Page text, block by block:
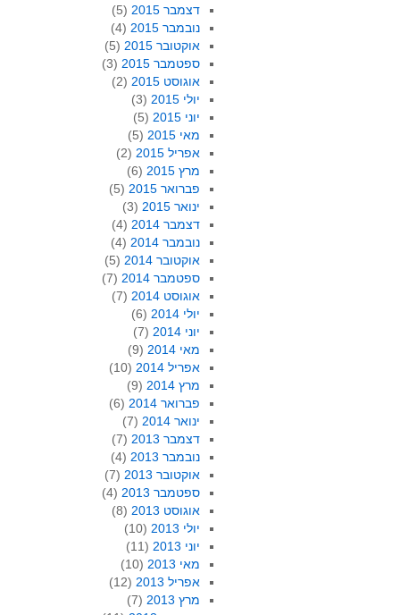
דצמבר 2015
(5)
נובמבר 2015
(4)
אוקטובר 2015
(5)
ספטמבר 2015
(3)
אוגוסט 2015
(2)
יולי 2015
(3)
יוני 2015
(5)
מאי 2015
(5)
אפריל 2015
(2)
מרץ 2015
(6)
פברואר 2015
(5)
ינואר 2015
(3)
דצמבר 2014
(4)
נובמבר 2014
(4)
אוקטובר 2014
(5)
ספטמבר 2014
(7)
אוגוסט 2014
(7)
יולי 2014
(6)
יוני 2014
(7)
מאי 2014
(9)
אפריל 2014
(10)
מרץ 2014
(9)
פברואר 2014
(6)
ינואר 2014
(7)
דצמבר 2013
(7)
נובמבר 2013
(4)
אוקטובר 2013
(7)
ספטמבר 2013
(4)
אוגוסט 2013
(8)
יולי 2013
(10)
יוני 2013
(11)
מאי 2013
(10)
אפריל 2013
(12)
מרץ 2013
(7)